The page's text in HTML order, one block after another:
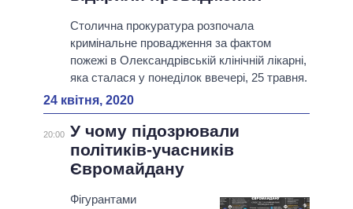
Столична прокуратура розпочала
кримінальне провадження за фактом
пожежі в Олександрівській клінічній лікарні,
яка сталася у понеділок ввечері, 25 травня.
24 квітня, 2020
20:00 У чому підозрювали
політиків-учасників
Євромайдану
Фігурантами